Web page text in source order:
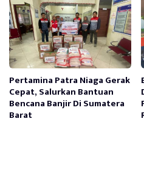
Pertamina Patra Niaga Gerak
Cepat, Salurkan Bantuan
Bencana Banjir Di Sumatera
Barat